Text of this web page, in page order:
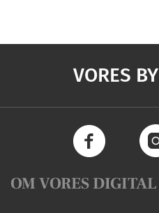
VORES BY
OM VORES DIGITAL